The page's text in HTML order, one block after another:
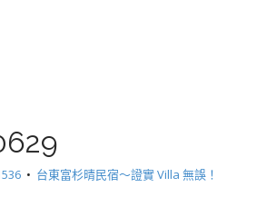
• 台東富杉晴民宿～證實 Villa 無誤！